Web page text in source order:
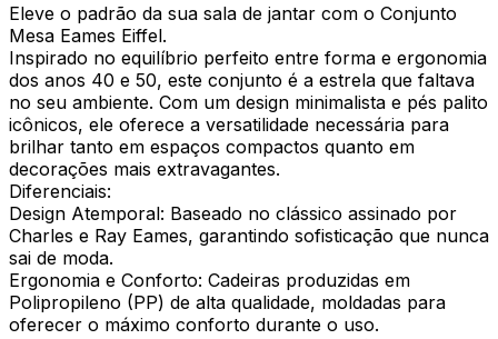
Eleve o padrão da sua sala de jantar com o Conjunto
Mesa Eames Eiffel.
Inspirado no equilíbrio perfeito entre forma e ergonomia
dos anos 40 e 50, este conjunto é a estrela que faltava
no seu ambiente. Com um design minimalista e pés palito
icônicos, ele oferece a versatilidade necessária para
brilhar tanto em espaços compactos quanto em
decorações mais extravagantes.
Diferenciais:
Design Atemporal: Baseado no clássico assinado por
Charles e Ray Eames, garantindo sofisticação que nunca
sai de moda.
Ergonomia e Conforto: Cadeiras produzidas em
Polipropileno (PP) de alta qualidade, moldadas para
oferecer o máximo conforto durante o uso.